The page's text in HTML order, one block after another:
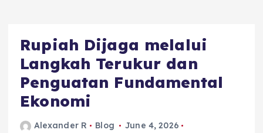
Rupiah Dijaga melalui
Langkah Terukur dan
Penguatan Fundamental
Ekonomi
Alexander R Blog
June 4, 2026